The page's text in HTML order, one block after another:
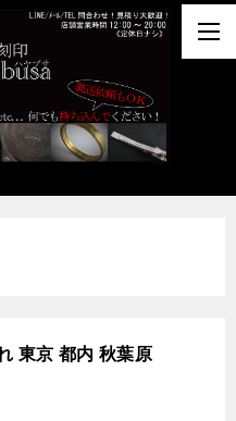
東京 都内 秋葉原